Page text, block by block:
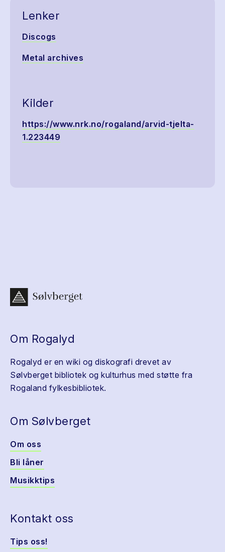
Lenker
Discogs
Metal archives
Kilder
https://www.nrk.no/rogaland/arvid-tjelta-
1.223449
Om Rogalyd
Rogalyd er en wiki og diskografi drevet av
Sølvberget bibliotek og kulturhus med støtte fra
Rogaland fylkesbibliotek.
Om Sølvberget
Om oss
Bli låner
Musikktips
Kontakt oss
Tips oss!